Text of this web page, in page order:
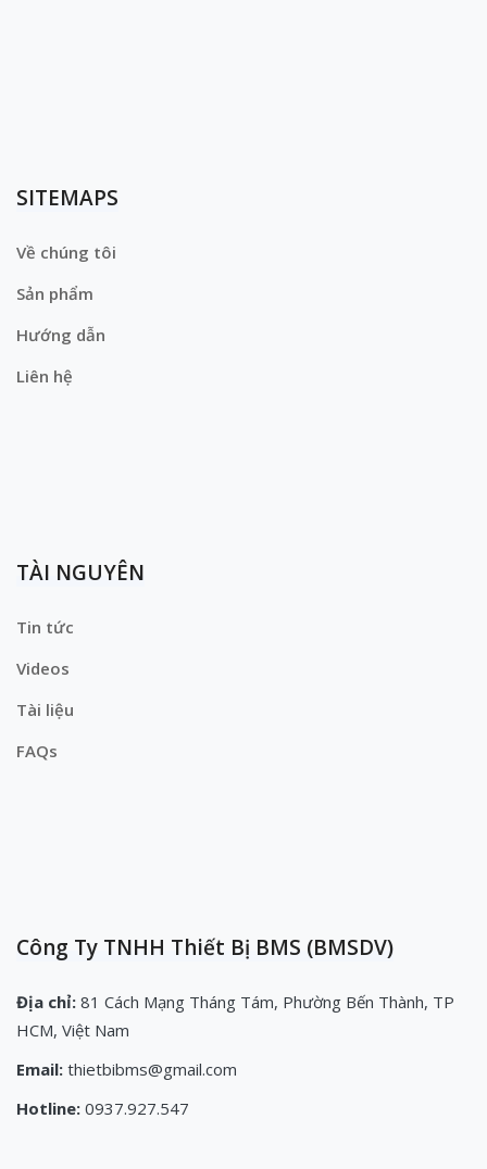
SITEMAPS
Về chúng tôi
Sản phẩm
Hướng dẫn
Liên hệ
TÀI NGUYÊN
Tin tức
Videos
Tài liệu
FAQs
Công Ty TNHH Thiết Bị BMS (BMSDV)
Địa chỉ: 81 Cách Mạng Tháng Tám, Phường Bến Thành, TP
HCM, Việt Nam
Email: thietbibms@gmail.com
Hotline: 0937.927.547